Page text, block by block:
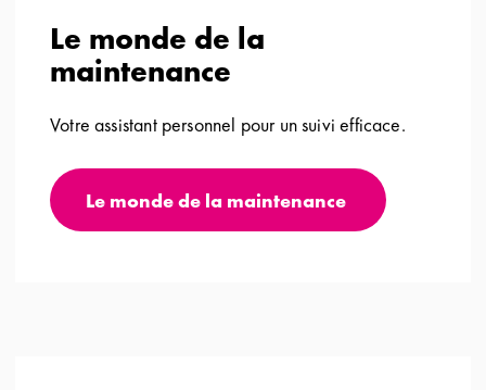
Le monde de la
maintenance
Votre assistant personnel pour un suivi efficace.
Le monde de la maintenance